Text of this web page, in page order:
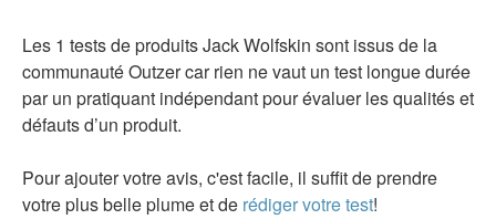
Les 1 tests de produits Jack Wolfskin sont issus de la
communauté Outzer car rien ne vaut un test longue durée
par un pratiquant indépendant pour évaluer les qualités et
défauts d’un produit.
Pour ajouter votre avis, c'est facile, il suffit de prendre
votre plus belle plume et de rédiger votre test!